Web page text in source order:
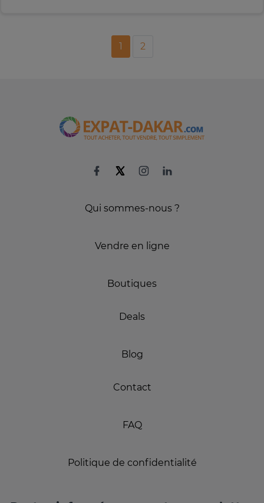
1 2
Qui sommes-nous ?
Vendre en ligne
Boutiques
Deals
Blog
Contact
FAQ
Politique de confidentialité